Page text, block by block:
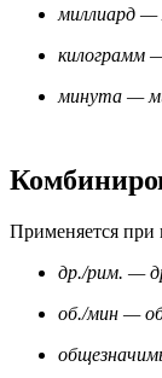
миллиард —
килограмм
минута —
Применяется при
др./рим. —
об./мин —